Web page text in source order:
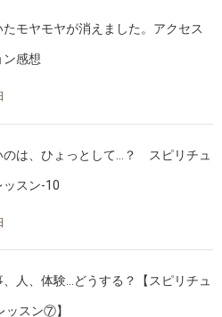
モヤモヤが消えました。アクセス
ン感想
のは、ひょっとして…？ スピリチュ
ッスン-10
人、体験…どうする？【スピリチュ
ッスン⑦】